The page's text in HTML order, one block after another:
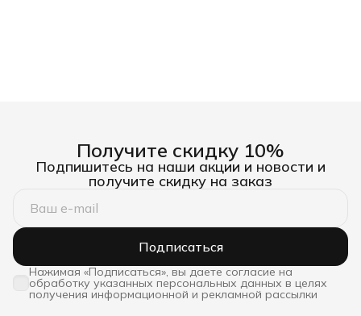
Получите скидку 10%
Подпишитесь на наши акции и новости и
получите скидку на заказ
Подписаться
Нажимая «Подписаться», вы даете согласие на
обработку указанных персональных данных в целях
получения информационной и рекламной рассылки